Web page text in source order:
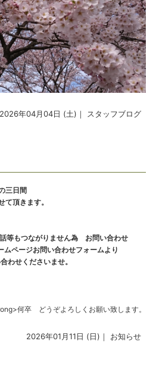
2026年04月04日 (土)｜ スタッフブログ
三日間
て頂きます。
等もつながりません為 お問い合わせ
ページお問い合わせフォームより
わせくださいませ。
何卒 どうぞよろしくお願い致します。
2026年01月11日 (日)｜ お知らせ